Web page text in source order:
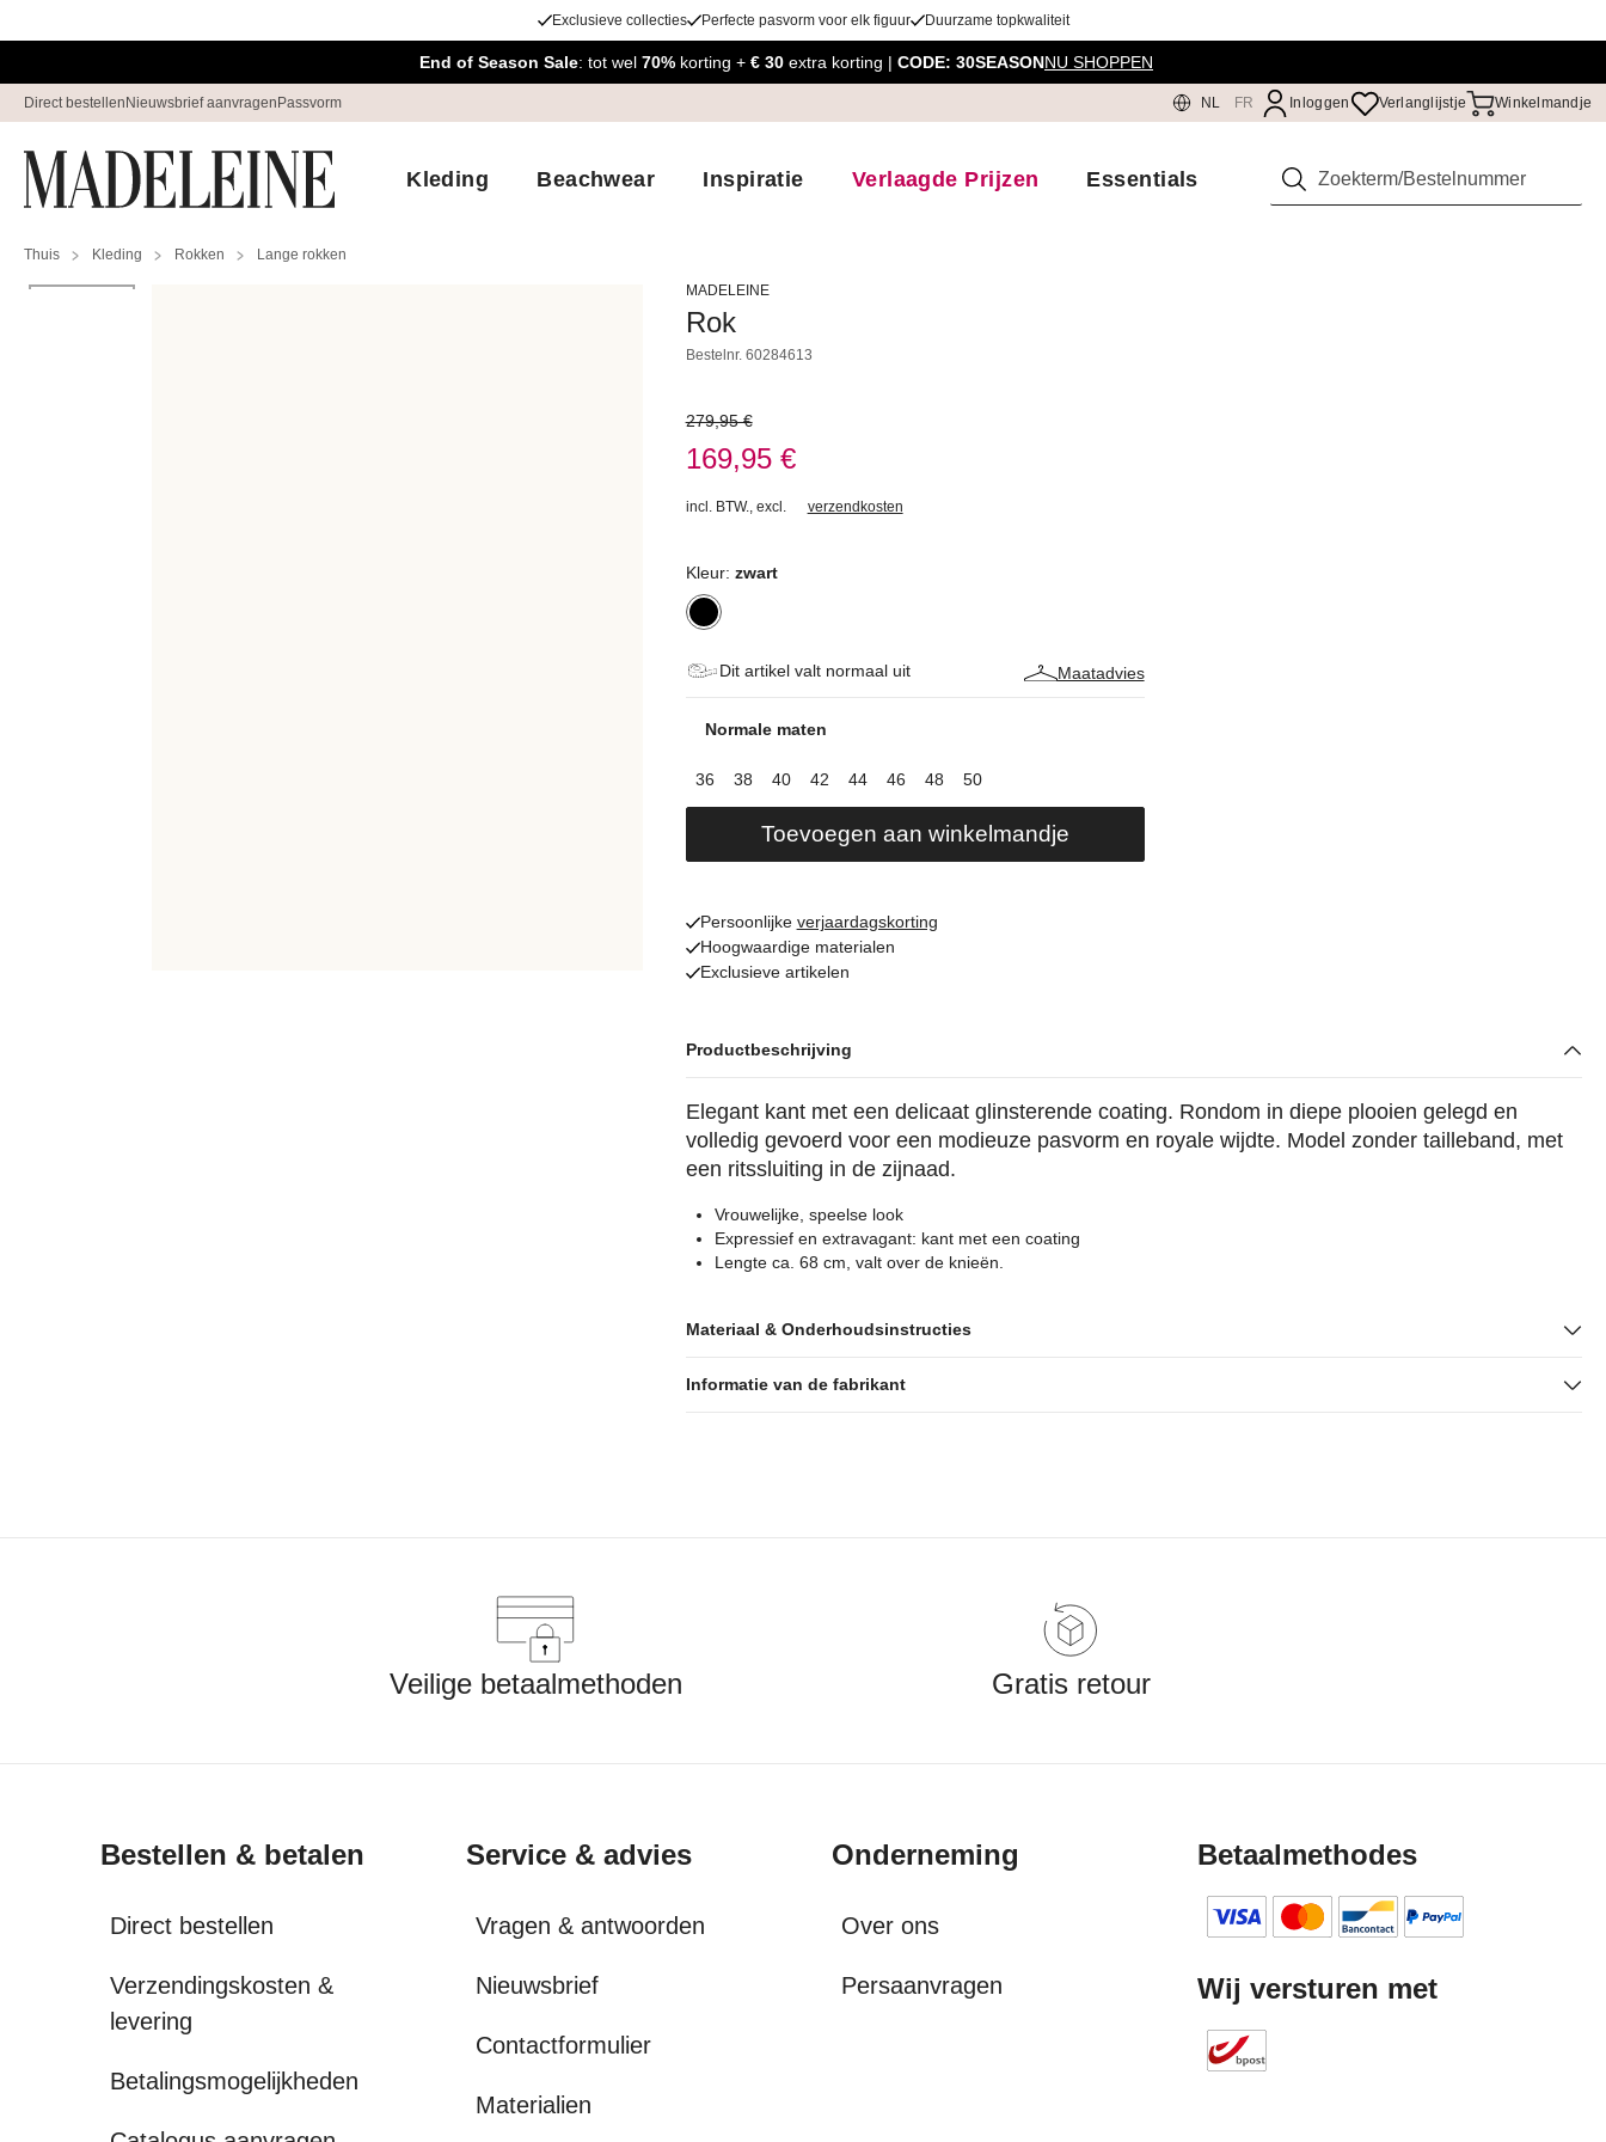
Exclusieve collecties Perfecte pasvorm voor elk figuur Duurzame topkwaliteit
End of Season Sale: tot wel 70% korting + € 30 extra korting | CODE: 30SEASONNU SHOPPEN
Direct bestellen Nieuwsbrief aanvragen Passvorm NL FR Inloggen Verlanglijstje Winkelmandje
Kleding Beachwear Inspiratie Verlaagde Prijzen Essentials Zoeken
Thuis Kleding Rokken Lange rokken
MADELEINE
Rok
Bestelnr. 60284613
279,95 €
169,95 €
incl. BTW., excl. verzendkosten
Kleur: zwart
Dit artikel valt normaal uit Maatadvies
Normale maten
36 38 40 42 44 46 48 50
Toevoegen aan winkelmandje
Persoonlijke verjaardagskorting
Hoogwaardige materialen
Exclusieve artikelen
Productbeschrijving
Elegant kant met een delicaat glinsterende coating. Rondom in diepe plooien gelegd en
volledig gevoerd voor een modieuze pasvorm en royale wijdte. Model zonder tailleband, met
een ritssluiting in de zijnaad.
Vrouwelijke, speelse look
Expressief en extravagant: kant met een coating
Lengte ca. 68 cm, valt over de knieën.
Materiaal & Onderhoudsinstructies
Informatie van de fabrikant
Veilige betaalmethoden Gratis retour
Bestellen & betalen
Direct bestellen
Verzendingskosten &
levering
Betalingsmogelijkheden
Service & advies
Vragen & antwoorden
Nieuwsbrief
Contactformulier
Materialien
Onderneming
Over ons
Persaanvragen
Betaalmethodes
Wij versturen met